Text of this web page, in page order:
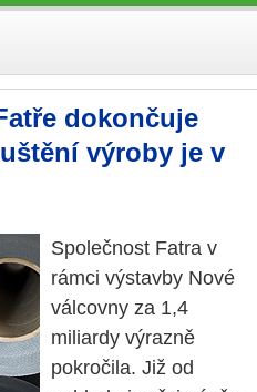
dokončuje
výroby je v
Společnost Fatra v
rámci výstavby Nové
válcovny za 1,4
miliardy výrazně
pokročila. Již od